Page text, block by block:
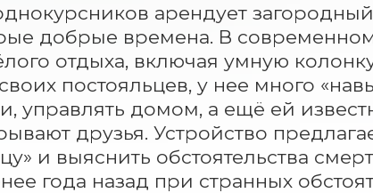
арендует
добрые времена. В
отдыха, включая умную
постояльцев, у нее много
управлять домом, а ещё ей
друзья. Устройство
и выяснить обстоятельства
года назад при странных